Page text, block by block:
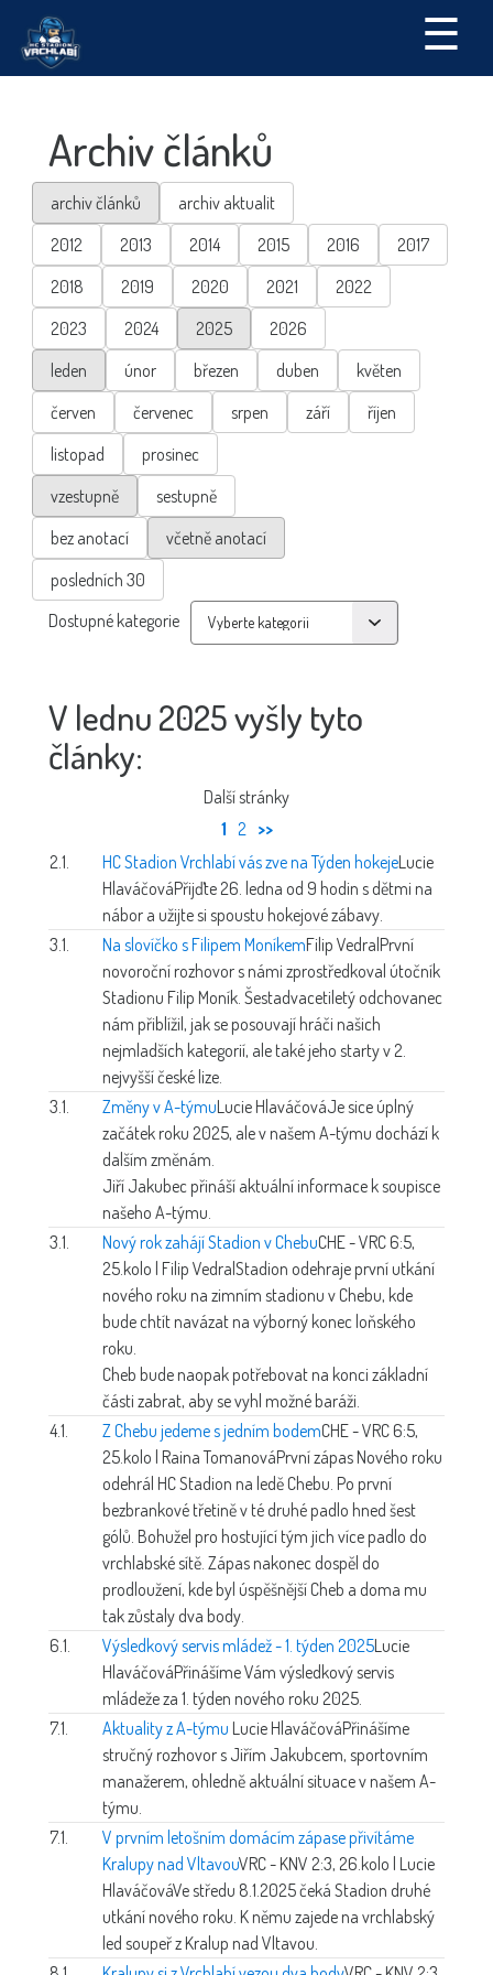
☰
Archiv článků
archiv článků
archiv aktualit
2012
2013 2014 2015 2016
2017
2018
2019 2020 2021
2022
2023
2024 2025
2026
leden
únor březen duben
květen
červen
červenec srpen září
říjen
listopad
prosinec
vzestupně
sestupně
bez anotací
včetně anotací
posledních 30
Dostupné kategorie
V lednu 2025 vyšly tyto
články:
Další stránky
1 2 >>
2.1.
HC Stadion Vrchlabí vás zve na Týden hokejeLucie
HlaváčováPřijďte 26. ledna od 9 hodin s dětmi na
nábor a užijte si spoustu hokejové zábavy.
3.1.
Na slovíčko s Filipem MoníkemFilip VedralPrvní
novoroční rozhovor s námi zprostředkoval útočník
Stadionu Filip Moník. Šestadvacetiletý odchovanec
nám přiblížil, jak se posouvají hráči našich
nejmladších kategorií, ale také jeho starty v 2.
nejvyšší české lize.
3.1.
Změny v A-týmuLucie HlaváčováJe sice úplný
začátek roku 2025, ale v našem A-týmu dochází k
dalším změnám.
Jiří Jakubec přináší aktuální informace k soupisce
našeho A-týmu.
3.1.
Nový rok zahájí Stadion v ChebuCHE - VRC 6:5,
25.kolo | Filip VedralStadion odehraje první utkání
nového roku na zimním stadionu v Chebu, kde
bude chtít navázat na výborný konec loňského
roku.
Cheb bude naopak potřebovat na konci základní
části zabrat, aby se vyhl možné baráži.
4.1.
Z Chebu jedeme s jedním bodemCHE - VRC 6:5,
25.kolo | Raina TomanováPrvní zápas Nového roku
odehrál HC Stadion na ledě Chebu. Po první
bezbrankové třetině v té druhé padlo hned šest
gólů. Bohužel pro hostující tým jich více padlo do
vrchlabské sítě. Zápas nakonec dospěl do
prodloužení, kde byl úspěšnější Cheb a doma mu
tak zůstaly dva body.
6.1.
Výsledkový servis mládež - 1. týden 2025Lucie
HlaváčováPřinášíme Vám výsledkový servis
mládeže za 1. týden nového roku 2025.
7.1.
Aktuality z A-týmu Lucie HlaváčováPřinášíme
stručný rozhovor s Jiřím Jakubcem, sportovním
manažerem, ohledně aktuální situace v našem A-
týmu.
7.1.
V prvním letošním domácím zápase přivítáme
Kralupy nad VltavouVRC - KNV 2:3, 26.kolo | Lucie
HlaváčováVe středu 8.1.2025 čeká Stadion druhé
utkání nového roku. K němu zajede na vrchlabský
led soupeř z Kralup nad Vltavou.